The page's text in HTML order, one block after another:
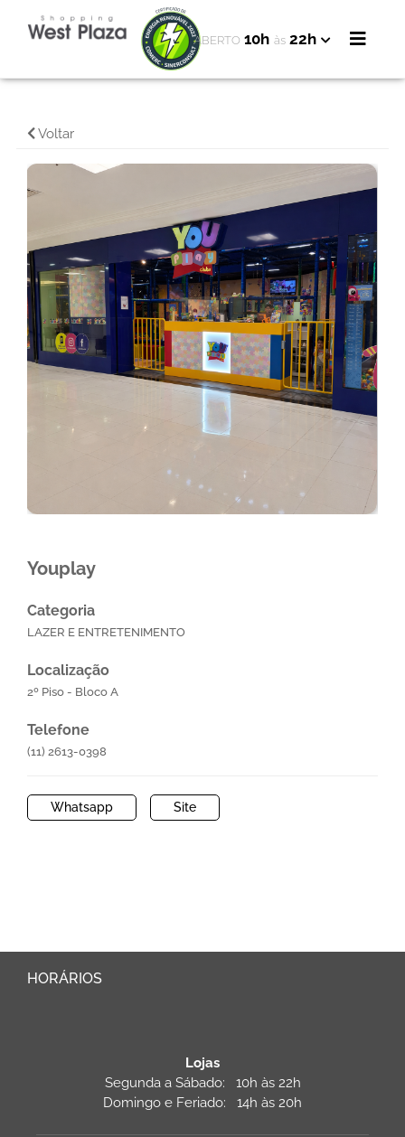
ABERTO 10h às 22h
Voltar
Youplay
Categoria
LAZER E ENTRETENIMENTO
Localização
2º Piso - Bloco A
Telefone
(11) 2613-0398
Whatsapp Site
HORÁRIOS
Lojas
Segunda a Sábado: 10h às 22h
Domingo e Feriado: 14h às 20h